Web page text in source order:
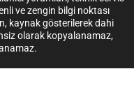
ve zengin bilgi noktası
kaynak gösterilerek dahi
olarak kopyalanamaz,